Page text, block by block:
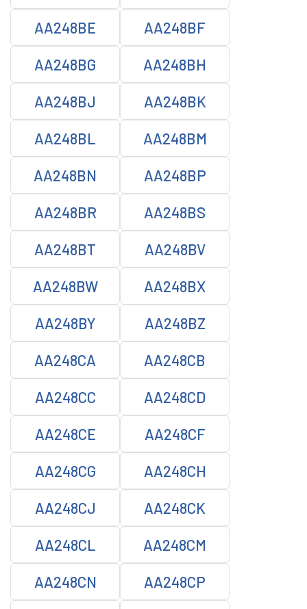
AA248BE AA248BF
AA248BG AA248BH
AA248BJ AA248BK
AA248BL AA248BM
AA248BN AA248BP
AA248BR AA248BS
AA248BT AA248BV
AA248BW AA248BX
AA248BY AA248BZ
AA248CA AA248CB
AA248CC AA248CD
AA248CE AA248CF
AA248CG AA248CH
AA248CJ AA248CK
AA248CL AA248CM
AA248CN AA248CP